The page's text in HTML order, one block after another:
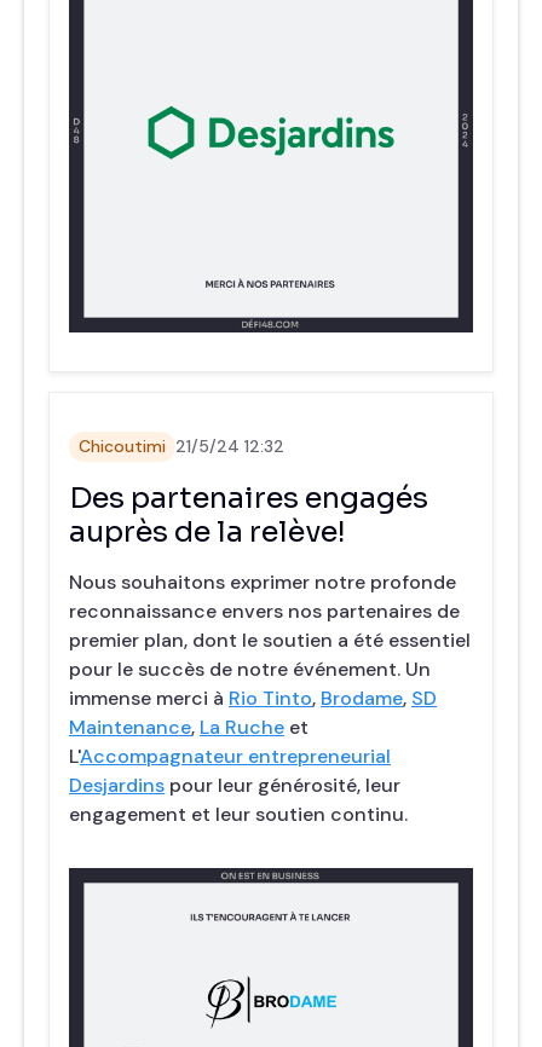
Chicoutimi 21/5/24 12:32
Des partenaires engagés
auprès de la relève!
Nous souhaitons exprimer notre profonde
reconnaissance envers nos partenaires de
premier plan, dont le soutien a été essentiel
pour le succès de notre événement. Un
immense merci à Rio Tinto, Brodame, SD
Maintenance, La Ruche et
L'Accompagnateur entrepreneurial
Desjardins pour leur générosité, leur
engagement et leur soutien continu.